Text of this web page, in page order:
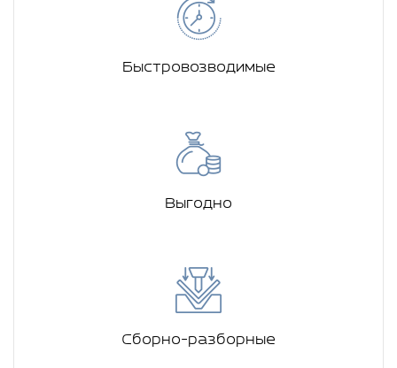
Быстровозводимые
Выгодно
Сборно-разборные